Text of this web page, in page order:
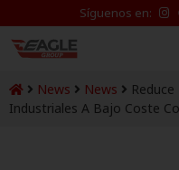
Síguenos en:
News News
Industriales A Bajo Coste